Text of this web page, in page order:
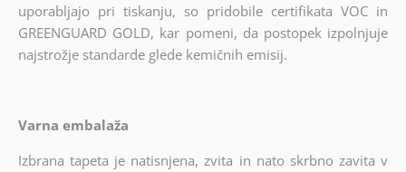
uporabljajo pri tiskanju, so pridobile certifikata VOC in
GREENGUARD GOLD, kar pomeni, da postopek izpolnjuje
najstrožje standarde glede kemičnih emisij.
Varna embalaža
Izbrana tapeta je natisnjena, zvita in nato skrbno zavita v